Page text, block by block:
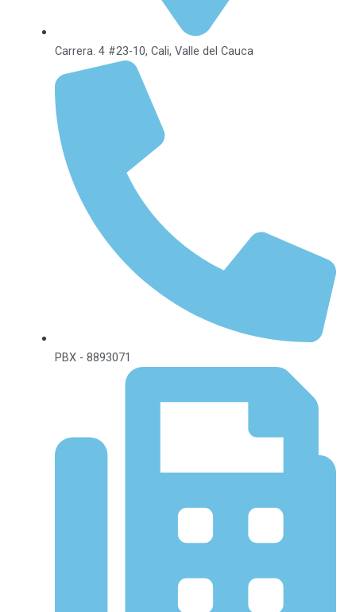
Carrera. 4 #23-10, Cali, Valle del Cauca
PBX - 8893071